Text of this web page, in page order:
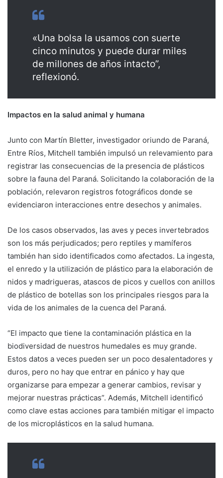
«Una bolsa la usamos con suerte
cinco minutos y puede durar miles
de millones de años intacto”,
reflexionó.
Impactos en la salud animal y humana
Junto con Martín Bletter, investigador oriundo de Paraná,
Entre Ríos, Mitchell también impulsó un relevamiento para
registrar las consecuencias de la presencia de plásticos
sobre la fauna del Paraná. Solicitando la colaboración de la
población, relevaron registros fotográficos donde se
evidenciaron interacciones entre desechos y animales.
De los casos observados, las aves y peces invertebrados
son los más perjudicados; pero reptiles y mamíferos
también han sido identificados como afectados. La ingesta,
el enredo y la utilización de plástico para la elaboración de
nidos y madrigueras, atascos de picos y cuellos con anillos
de plástico de botellas son los principales riesgos para la
vida de los animales de la cuenca del Paraná.
“El impacto que tiene la contaminación plástica en la
biodiversidad de nuestros humedales es muy grande.
Estos datos a veces pueden ser un poco desalentadores y
duros, pero no hay que entrar en pánico y hay que
organizarse para empezar a generar cambios, revisar y
mejorar nuestras prácticas”. Además, Mitchell identificó
como clave estas acciones para también mitigar el impacto
de los microplásticos en la salud humana.